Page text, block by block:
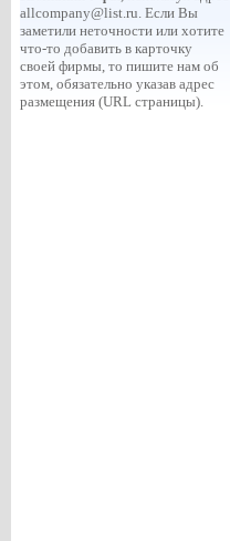
allcompany@list.ru. Если Вы
заметили неточности или хотите
что-то добавить в карточку
своей фирмы, то пишите нам об
этом, обязательно указав адрес
размещения (URL страницы).